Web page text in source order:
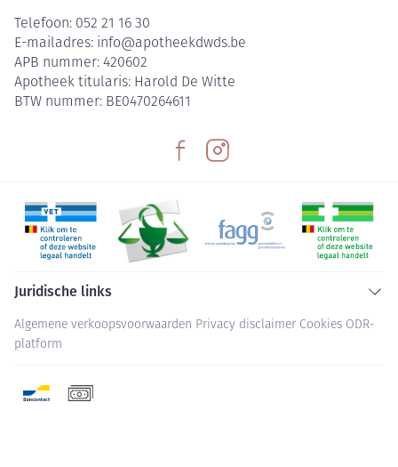
Telefoon: 052 21 16 30
E-mailadres: info@apotheekdwds.be
APB nummer: 420602
Apotheek titularis: Harold De Witte
BTW nummer: BE0470264611
Juridische links
Algemene verkoopsvoorwaarden Privacy disclaimer Cookies ODR-
platform